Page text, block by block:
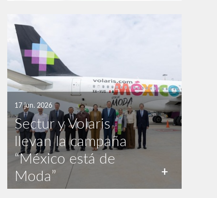
17 jun. 2026
Sectur y Volaris
llevan la campaña
“México está de
Moda”
+